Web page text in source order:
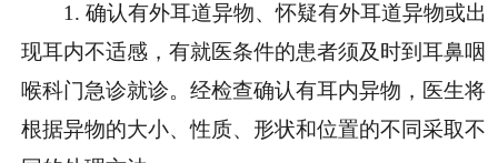
1. 确认有外耳道异物、怀疑有外耳道异物或出
现耳内不适感，有就医条件的患者须及时到耳鼻咽
喉科门急诊就诊。经检查确认有耳内异物，医生将
根据异物的大小、性质、形状和位置的不同采取不